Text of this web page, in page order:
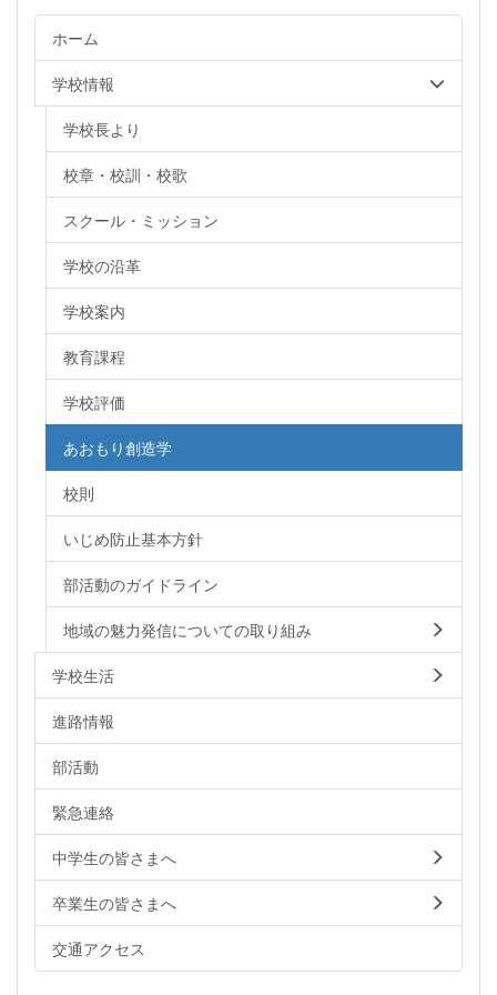
ホーム
学校情報
学校長より
校章・校訓・校歌
スクール・ミッション
学校の沿革
学校案内
教育課程
学校評価
あおもり創造学
校則
いじめ防止基本方針
部活動のガイドライン
地域の魅力発信についての取り組み
学校生活
進路情報
部活動
緊急連絡
中学生の皆さまへ
卒業生の皆さまへ
交通アクセス